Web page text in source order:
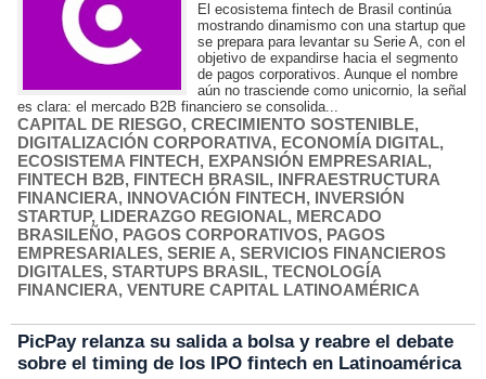
El ecosistema fintech de Brasil continúa
mostrando dinamismo con una startup que
se prepara para levantar su Serie A, con el
objetivo de expandirse hacia el segmento
de pagos corporativos. Aunque el nombre
aún no trasciende como unicornio, la señal
es clara: el mercado B2B financiero se consolida...
CAPITAL DE RIESGO, CRECIMIENTO SOSTENIBLE,
DIGITALIZACIÓN CORPORATIVA, ECONOMÍA DIGITAL,
ECOSISTEMA FINTECH, EXPANSIÓN EMPRESARIAL,
FINTECH B2B, FINTECH BRASIL, INFRAESTRUCTURA
FINANCIERA, INNOVACIÓN FINTECH, INVERSIÓN
STARTUP, LIDERAZGO REGIONAL, MERCADO
BRASILEÑO, PAGOS CORPORATIVOS, PAGOS
EMPRESARIALES, SERIE A, SERVICIOS FINANCIEROS
DIGITALES, STARTUPS BRASIL, TECNOLOGÍA
FINANCIERA, VENTURE CAPITAL LATINOAMÉRICA
PicPay relanza su salida a bolsa y reabre el debate
sobre el timing de los IPO fintech en Latinoamérica